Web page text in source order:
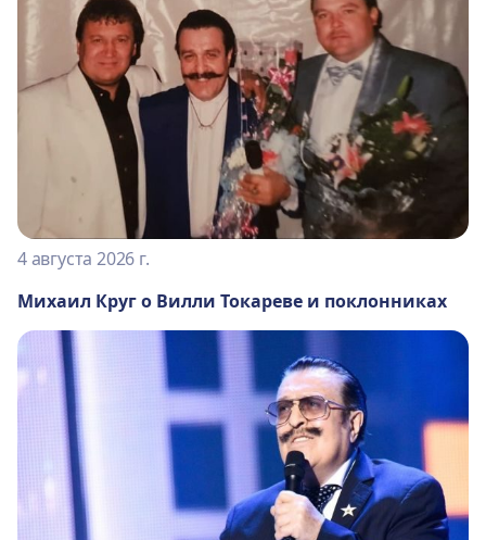
4 августа 2026 г.
Михаил Круг о Вилли Токареве и поклонниках